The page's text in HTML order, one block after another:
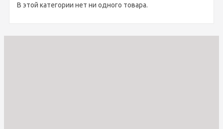
В этой категории нет ни одного товара.